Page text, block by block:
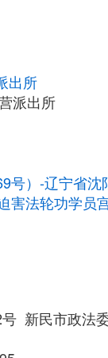
出所
派出所
号）-辽宁省沈
害法轮功学员
新民市政法